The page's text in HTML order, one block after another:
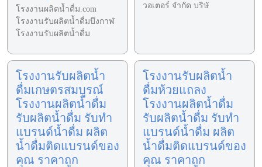
โรงงานผลิตน้ำดื่ม.com
โรงงานรับผลิตน้ำดื่มบึงกาฬ
โรงงานรับผลิตน้ำดื่ม
วอเตอร์ จำกัด บริษั
โรงงานรับผลิตน้ำ
ดื่มเกษตรสมบูรณ์
โรงงานผลิตน้ำดื่ม
รับผลิตน้ำดื่ม รับทำ
แบรนด์น้ำดื่ม ผลิต
น้ำดื่มติดแบรนด์ของ
คุณ ราคาถูก
โรงงานรับผลิตน้ำ
ดื่มห้วยแถลง
โรงงานผลิตน้ำดื่ม
รับผลิตน้ำดื่ม รับทำ
แบรนด์น้ำดื่ม ผลิต
น้ำดื่มติดแบรนด์ของ
คุณ ราคาถูก